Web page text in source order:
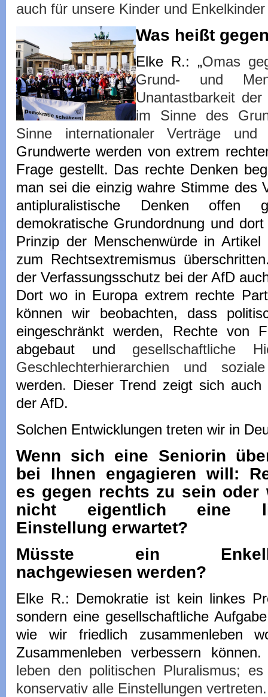
auch für unsere Kinder und
Was heißt
Elke R.: „Omas
Grund- und
Unantastbarkeit
im Sinne des
Sinne internationaler Verträge
Grundwerte werden von extrem
Frage gestellt. Das rechte Denken
man sei die einzig wahre Stimme des
antipluralistische Denken offen
demokratische Grundordnung und
Prinzip der Menschenwürde in
zum Rechtsextremismus
der Verfassungsschutz bei der AfD
Dort wo in Europa extrem rechte
können wir beobachten, dass
eingeschränkt werden, Rechte von
abgebaut und gesellschaftliche
Geschlechterhierarchien und
werden. Dieser Trend zeigt sich auch
der AfD.
Solchen Entwicklungen treten wir in
Wenn sich eine Seniorin
bei Ihnen engagieren will:
es gegen rechts zu sein oder
nicht eigentlich eine
Einstellung erwartet?
Müsste ein
nachgewiesen werden?
Elke R.: Demokratie ist kein linkes
sondern eine gesellschaftliche
wie wir friedlich zusammenleben
Zusammenleben verbessern
leben den politischen Pluralismus;
konservativ alle Einstellungen vertreten.